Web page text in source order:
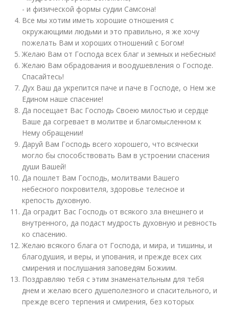
- и физической формы судии Самсона!
Все мы хотим иметь хорошие отношения с
окружающими людьми и это правильно, я же хочу
пожелать Вам и хороших отношений с Богом!
Желаю Вам от Господа всех благ и земных и небесных!
Желаю Вам обрадования и воодушевления о Господе.
Спасайтесь!
Дух Ваш да укрепится паче и паче в Господе, о Нем же
Едином наше спасение!
Да посещает Вас Господь Своею милостью и сердце
Ваше да согревает в молитве и благомысленном к
Нему обращении!
Даруй Вам Господь всего хорошего, что всячески
могло бы способствовать Вам в устроении спасения
души Вашей!
Да пошлет Вам Господь, молитвами Вашего
небесного покровителя, здоровье телесное и
крепость духовную.
Да оградит Вас Господь от всякого зла внешнего и
внутренного, да подаст мудрость духовную и ревность
ко спасению.
Желаю всякого блага от Господа, и мира, и тишины, и
благодушия, и веры, и упования, и прежде всех сих
смирения и послушания заповедям Божиим.
Поздравляю тебя с этим знаменательным для тебя
днем и желаю всего душеполезного и спасительного, и
прежде всего терпения и смирения, без которых